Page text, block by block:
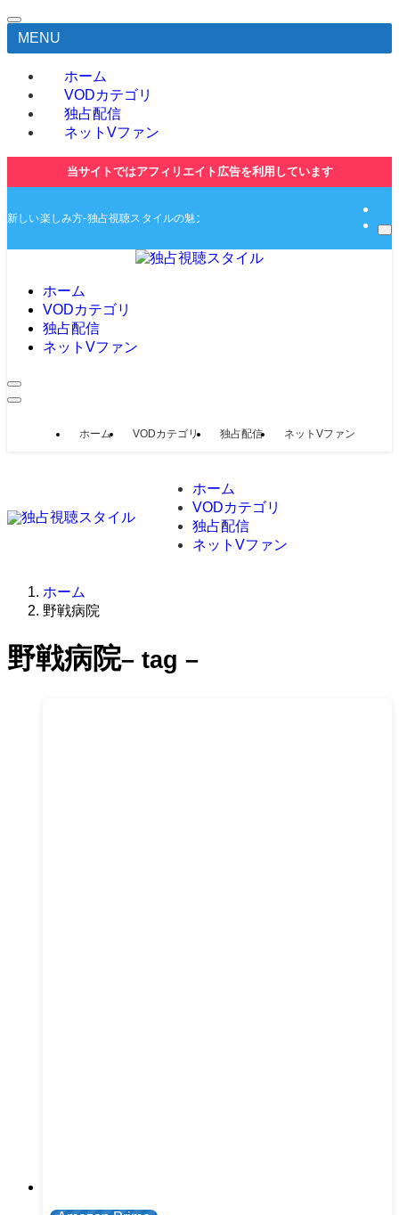
MENU
ホーム
VODカテゴリ
独占配信
ネットVファン
当サイトではアフィリエイト広告を利用しています
新しい楽しみ方-独占視聴スタイルの魅力とは-独占動画や無料動画の紹介サイト
ホーム
VODカテゴリ
独占配信
ネットVファン
ホーム VODカテゴリ 独占配信 ネットVファン
ホーム
VODカテゴリ
独占配信
ネットVファン
ホーム
野戦病院
野戦病院– tag –